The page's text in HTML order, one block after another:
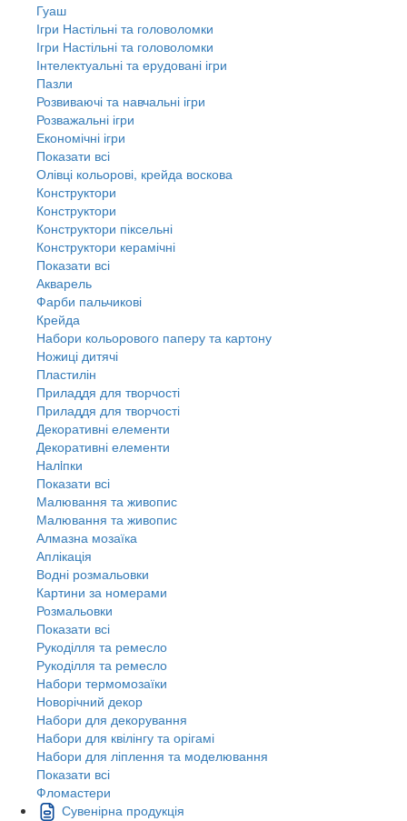
Гуаш
Ігри Настільні та головоломки
Ігри Настільні та головоломки
Інтелектуальні та ерудовані ігри
Пазли
Розвиваючі та навчальні ігри
Розважальні ігри
Економічні ігри
Показати всі
Олівці кольорові, крейда воскова
Конструктори
Конструктори
Конструктори піксельні
Конструктори керамічні
Показати всі
Акварель
Фарби пальчикові
Крейда
Набори кольорового паперу та картону
Ножиці дитячі
Пластилін
Приладдя для творчості
Приладдя для творчості
Декоративні елементи
Декоративні елементи
Налiпки
Показати всі
Малювання та живопис
Малювання та живопис
Алмазна мозаїка
Аплікація
Водні розмальовки
Картини за номерами
Розмальовки
Показати всі
Рукоділля та ремесло
Рукоділля та ремесло
Набори термомозаїки
Новорічний декор
Набори для декорування
Набори для квілінгу та орігамі
Набори для ліплення та моделювання
Показати всі
Фломастери
Сувенірна продукція